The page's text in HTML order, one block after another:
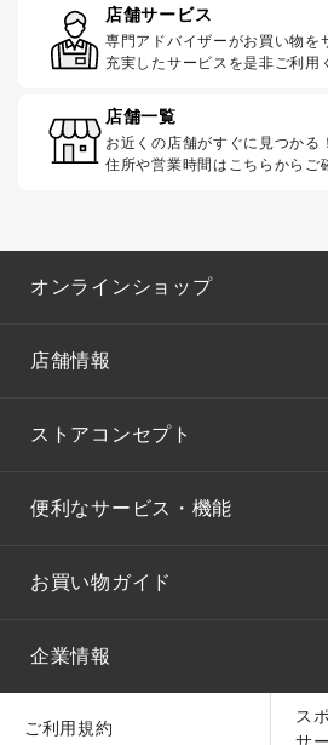
店舗サービス
専門アドバイザーがお買い物を
充実したサービスを是非ご利用
店舗一覧
お近くの店舗がすぐに見つかる！
住所や営業時間はこちらからご
オンラインショップ
店舗情報
ストアコンセプト
便利なサービス・機能
お買い物ガイド
企業情報
ご利用規約
ス
サ